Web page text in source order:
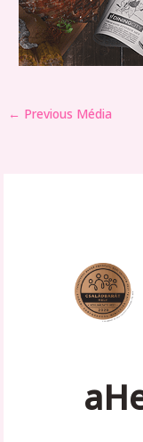
← Previous Média